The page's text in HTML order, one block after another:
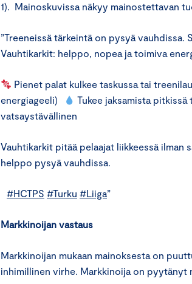
1). Mainoskuvissa näkyy mainostettavan
”Treeneissä tärkeintä on pysyä vauhdissa.
Vauhtikarkit: helppo, nopea ja toimiva
Pienet palat kulkee taskussa tai
energiageeli)
Tukee jaksamista pitkissä
vatsaystävällinen
Vauhtikarkit pitää pelaajat liikkeessä ilman
helppo pysyä vauhdissa.
#HCTPS #Turku #Liiga”
Markkinoijan vastaus
Markkinoijan mukaan mainoksesta on
inhimillinen virhe. Markkinoija on pyytänyt